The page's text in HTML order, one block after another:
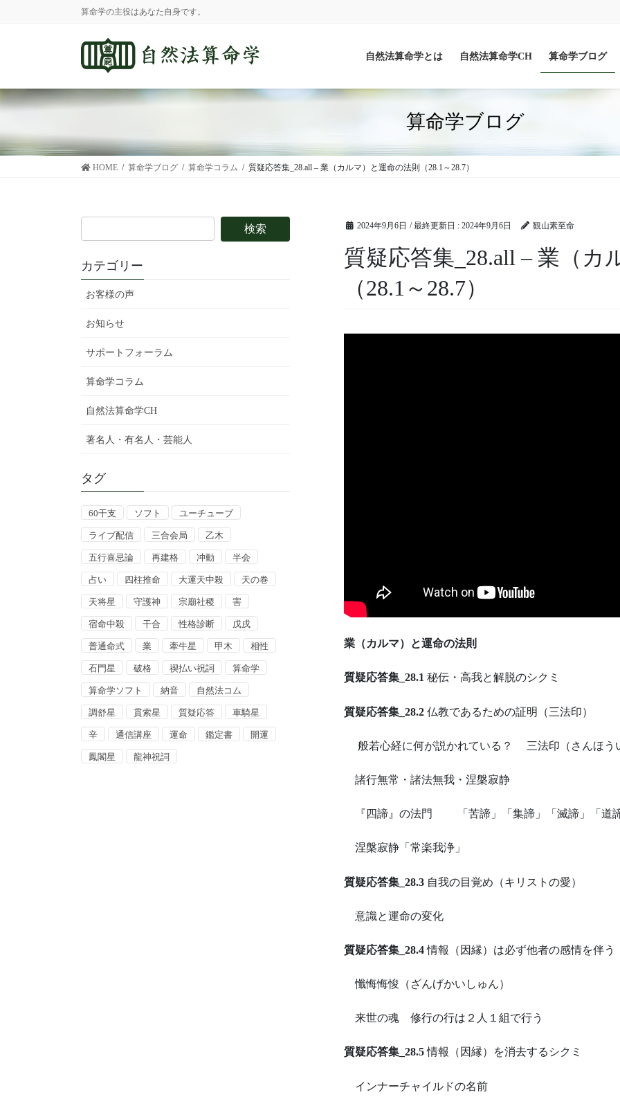
に
移
ョ
ン
移
動
算命学の主役はあなた自身です。
自然法算命学とは 自然法算命学CH 算命学ブログ
算命学ブログ
HOME 算命学ブログ 算命学コラム 質疑応答集_28.all – 業（カルマ）と運命の法則（28.1～28.7）
2024年9月6日 / 最終更新日 : 2024年9月6日 観山素至命
質疑応答集_28.all – 業（カ
（28.1～28.7）
業（カルマ）と運命の法則
質疑応答集_28.1 秘伝・高我と解脱のシクミ
質疑応答集_28.2 仏教であるための証明（三法印）
般若心経に何が説かれている？ 三法印（さんほ
諸行無常・諸法無我・涅槃寂静
『四諦』の法門 「苦諦」「集諦」「滅諦」「道
涅槃寂静「常楽我浄」
質疑応答集_28.3 自我の目覚め（キリストの愛）
意識と運命の変化
質疑応答集_28.4情報（因縁）は必ず他者の感情を伴う
懺悔悔悛（ざんげかいしゅん）
来世の魂 修行の行は２人１組で行う
質疑応答集_28.5情報（因縁）を消去するシクミ
インナーチャイルドの名前
カテゴリー
お客様の声
お知らせ
サポートフォーラム
算命学コラム
自然法算命学CH
著名人・有名人・芸能人
タグ
60干支 ソフト ユーチューブ
ライブ配信 三合会局 乙木
五行喜忌論 再建格 冲動 半会
占い 四柱推命 大運天中殺 天の巻
天将星 守護神 宗廟社稷 害
宿命中殺 干合 性格診断 戊戌
普通命式 業 牽牛星 甲木 相性
石門星 破格 禊払い祝詞 算命学
算命学ソフト 納音 自然法コム
調舒星 貫索星 質疑応答 車騎星
辛 通信講座 運命 鑑定書 開運
鳳閣星 龍神祝詞